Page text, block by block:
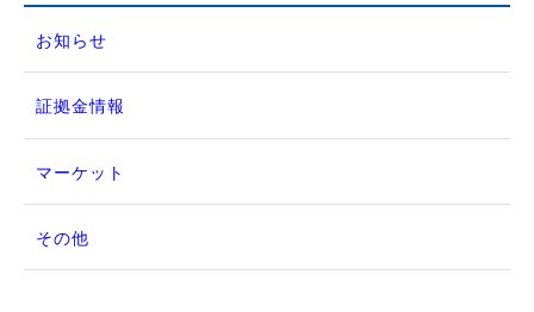
お知らせ
証拠金情報
マーケット
その他